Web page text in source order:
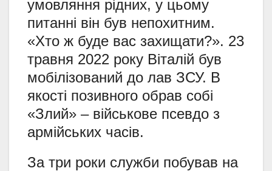
умовляння рідних, у цьому
питанні він був непохитним.
«Хто ж буде вас захищати?». 23
травня 2022 року Віталій був
мобілізований до лав ЗСУ. В
якості позивного обрав собі
«Злий» – військове псевдо з
армійських часів.
За три роки служби побував на